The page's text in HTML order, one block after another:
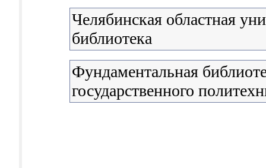
Челябинская областная
библиотека
Фундаментальная
государственного